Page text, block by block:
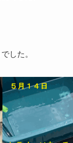
した。